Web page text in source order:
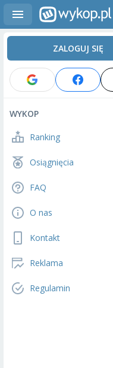
ZALOGUJ SIĘ
WYKOP
Ranking
Osiągnięcia
FAQ
O nas
Kontakt
Reklama
Regulamin